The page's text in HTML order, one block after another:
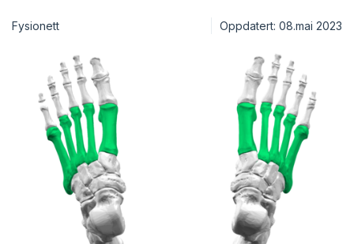
Fysionett Oppdatert: 08.mai 2023